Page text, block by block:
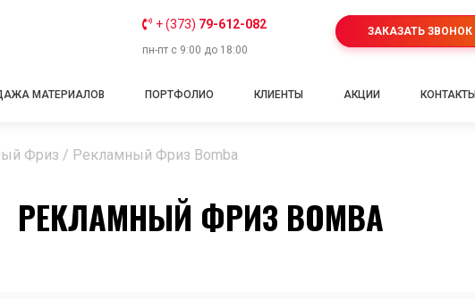
+ (373) 79-612-082
пн-пт с 9:00 до 18:00
ЗАКАЗАТЬ ЗВОНОК
МАТЕРИАЛОВ ПОРТФОЛИО КЛИЕНТЫ АКЦИИ КОНТАКТЫ
Фриз / Рекламный Фриз Bomba
РЕКЛАМНЫЙ ФРИЗ BOMBA